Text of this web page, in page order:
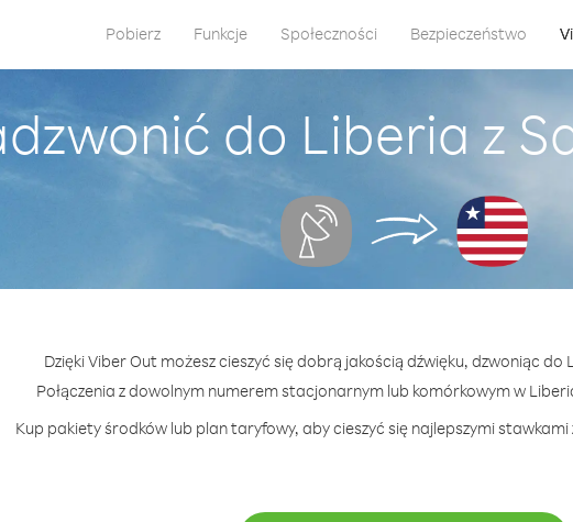
Pobierz Funkcje Społeczności Bezpieczeństwo
do Liberia z
Dzięki Viber Out możesz cieszyć się dobrą jakością dźwięku, dzwoniąc
Połączenia z dowolnym numerem stacjonarnym lub komórkowym w
Kup pakiety środków lub plan taryfowy, aby cieszyć się najlepszymi stawkami